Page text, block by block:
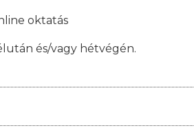
oktatás
és/vagy hétvégén.